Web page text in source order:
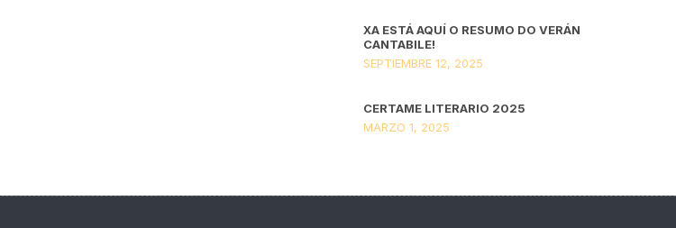
XA ESTÁ AQUÍ O RESUMO DO VERÁN
CANTABILE!
SEPTIEMBRE 12, 2025
CERTAME LITERARIO 2025
MARZO 1, 2025